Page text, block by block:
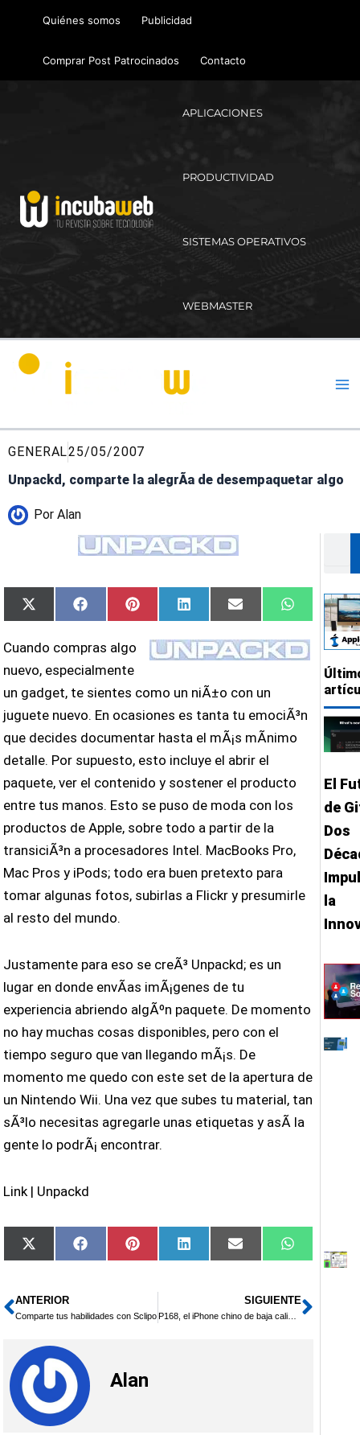
Quiénes somos Publicidad
Comprar Post Patrocinados Contacto
APLICACIONES
PRODUCTIVIDAD
SISTEMAS OPERATIVOS
WEBMASTER
GENERAL25/05/2007
Unpackd, comparte la alegrÃ­a de desempaquetar algo
Por Alan
Compartir
en
X
(Twitter)
Compartir
en
FacebookCompartir
en
PinterestCompartir
en
LinkedInCompartir
en
Email
Compartir
en
WhatsApp
Cuando compras algo
nuevo, especialmente
un gadget, te sientes como un niÃ±o con un
juguete nuevo. En ocasiones es tanta tu emociÃ³n
que decides documentar hasta el mÃ¡s mÃ­nimo
detalle. Por supuesto, esto incluye el abrir el
paquete, ver el contenido y sostener el producto
entre tus manos. Esto se puso de moda con los
productos de Apple, sobre todo a partir de la
transiciÃ³n a procesadores Intel. MacBooks Pro,
Mac Pros y iPods; todo era buen pretexto para
tomar algunas fotos, subirlas a Flickr y presumirle
al resto del mundo.
Justamente para eso se creÃ³ Unpackd; es un
lugar en donde envÃ­as imÃ¡genes de tu
experiencia abriendo algÃºn paquete. De momento
no hay muchas cosas disponibles, pero con el
tiempo seguro que van llegando mÃ¡s. De
momento me quedo con este set de la apertura de
un Nintendo Wii. Una vez que subes tu material, tan
sÃ³lo necesitas agregarle unas etiquetas y asÃ­ la
gente lo podrÃ¡ encontrar.
Link | Unpackd
Compartir
en
X
(Twitter)
Compartir
en
FacebookCompartir
en
PinterestCompartir
en
LinkedInCompartir
en
Email
Compartir
en
WhatsApp
Ant
ANTERIOR
Comparte tus habilidades con Sclipo
SIGUIENTE
Alan
El
de
Dos
la